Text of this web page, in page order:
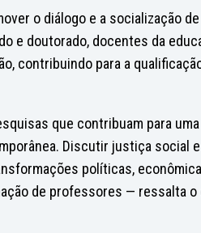
o diálogo e a socialização
e doutorado, docentes da
contribuindo para a
que contribuam para
Discutir justiça social
políticas,
de professores — ressalta o